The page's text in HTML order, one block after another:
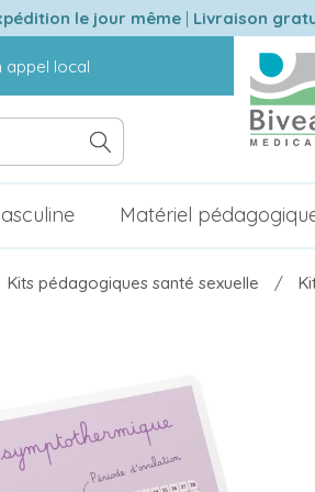
le jour même| Livraison
appel local
Matériel
Kits pédagogiques santé sexuelle